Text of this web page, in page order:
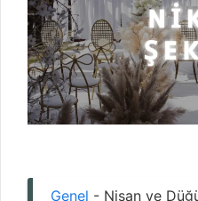
Genel - Nişan ve